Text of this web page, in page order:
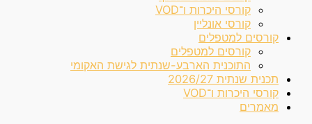
קורסי היכרות ו־VOD
קורסי אונליין
קורסים למטפלים
קורסים למטפלים
התוכנית הארבע-שנתית לגישת האקומי
תכנית שנתית 2026/27
קורסי היכרות ו־VOD
מאמרים